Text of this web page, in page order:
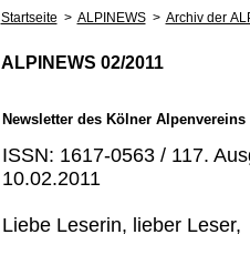
Startseite > ALPINEWS > Archiv der
ALPINEWS 02/2011
Newsletter des Kölner Alpenvereins
ISSN: 1617-0563 / 117.
10.02.2011
Liebe Leserin, lieber Leser,